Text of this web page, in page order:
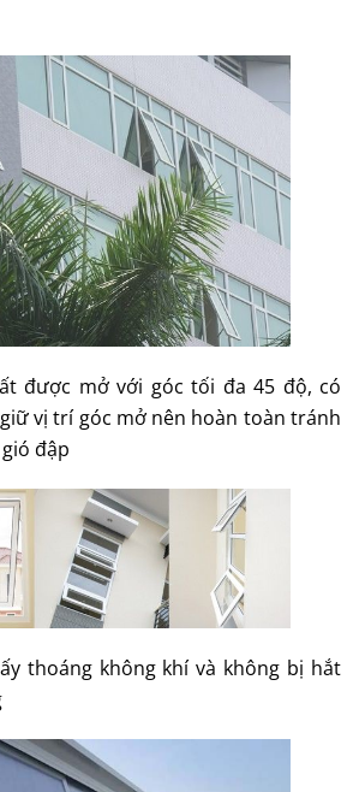
được mở với góc tối đa 45 độ, có
vị trí góc mở nên hoàn toàn tránh
đập
thoáng không khí và không bị hắt